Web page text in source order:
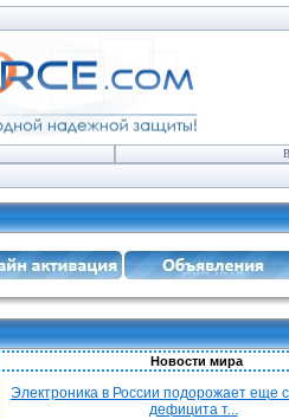
Новости мира
Электроника в России подорожает еще
дефицита т...